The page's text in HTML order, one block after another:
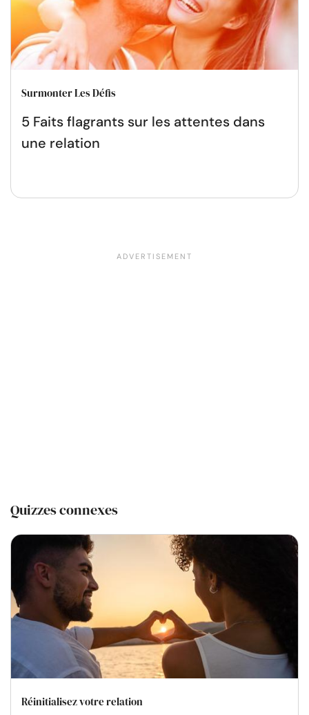
Surmonter Les Défis
5 Faits flagrants sur les attentes dans
une relation
Quizzes connexes
Réinitialisez votre relation